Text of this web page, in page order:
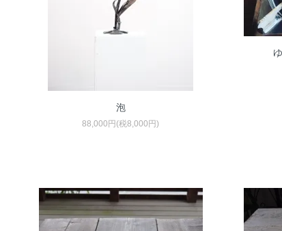
泡
88,000円(税8,000円)